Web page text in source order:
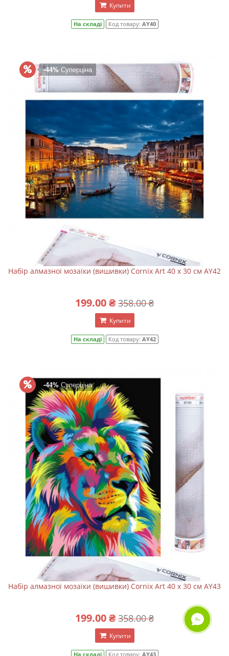
Купити
На складі Код товару: AY40
-44% Суперціна
Набір алмазної мозаїки (вишивки) Cornix Art 40 x 30 см AY42
199.00 ₴ 358.00 ₴
Купити
На складі Код товару: AY42
-44% Суперціна
Набір алмазної мозаїки (вишивки) Cornix Art 40 x 30 см AY43
199.00 ₴ 358.00 ₴
Купити
На складі Код товару: AY43
ОНЛАЙН ЧАТ